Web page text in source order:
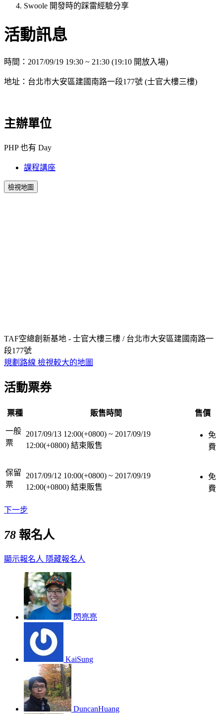
Swoole 開發時的踩雷經驗分享
活動訊息
時間：2017/09/19 19:30 ~ 21:30 (19:10 開放入場)
地址：台北市大安區建國南路一段177號 (士官大樓三樓)
主辦單位
PHP 也有 Day
課程講座
檢視地圖
TAF空總創新基地 - 士官大樓三樓 / 台北市大安區建國南路一
段177號
規劃路線 檢視較大的地圖
活動票券
票種 販售時間 售價
一般
票
2017/09/13 12:00(+0800) ~ 2017/09/19
12:00(+0800) 結束販售
免
費
保留
票
2017/09/12 10:00(+0800) ~ 2017/09/19
12:00(+0800) 結束販售
免
費
下一步
78 報名人
顯示報名人 隱藏報名人
閃亮亮
KaiSung
DuncanHuang